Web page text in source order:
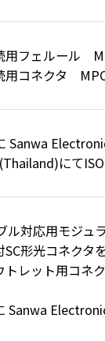
フェルール
コネクタ
Sanwa
にて
対応用モジュ
形光コネクタ
レット用コネ
Sanwa